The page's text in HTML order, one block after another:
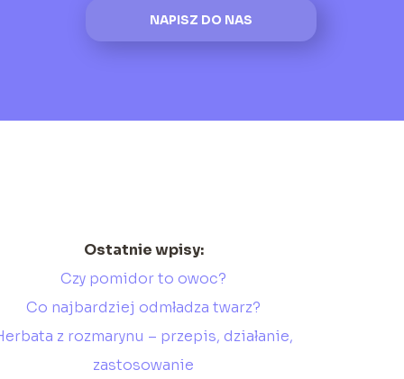
NAPISZ DO NAS
Ostatnie wpisy:
Czy pomidor to owoc?
Co najbardziej odmładza twarz?
z rozmarynu – przepis, działanie,
zastosowanie